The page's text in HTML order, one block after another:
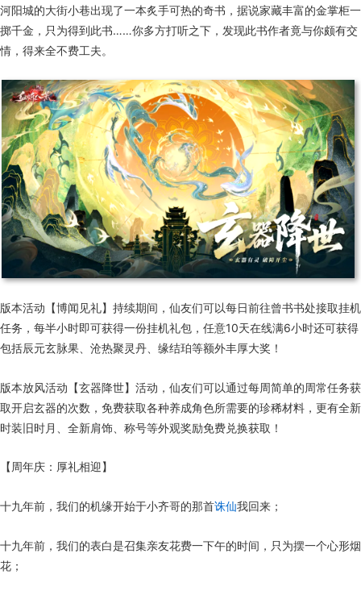
河阳城的大街小巷出现了一本炙手可热的奇书，据说家藏丰富的金掌柜一
掷千金，只为得到此书……你多方打听之下，发现此书作者竟与你颇有交
情，得来全不费工夫。
版本活动【博闻见礼】持续期间，仙友们可以每日前往曾书书处接取挂机
任务，每半小时即可获得一份挂机礼包，任意10天在线满6小时还可获得
包括辰元玄脉果、沧热聚灵丹、缘结珀等额外丰厚大奖！
版本放风活动【玄器降世】活动，仙友们可以通过每周简单的周常任务获
取开启玄器的次数，免费获取各种养成角色所需要的珍稀材料，更有全新
时装旧时月、全新肩饰、称号等外观奖励免费兑换获取！
【周年庆：厚礼相迎】
十九年前，我们的机缘开始于小齐哥的那首诛仙我回来；
十九年前，我们的表白是召集亲友花费一下午的时间，只为摆一个心形烟
花；